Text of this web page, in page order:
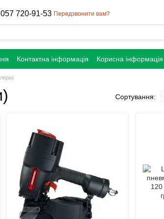
057 720-91-53 Передзвонити вам?
Контактна інформація Корисна інформація
Сортування: